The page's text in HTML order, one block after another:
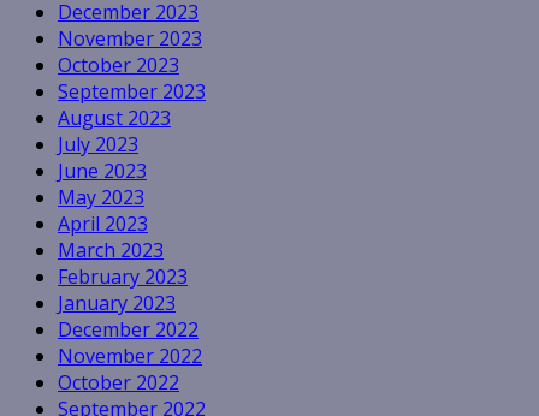
December 2023
November 2023
October 2023
September 2023
August 2023
July 2023
June 2023
May 2023
April 2023
March 2023
February 2023
January 2023
December 2022
November 2022
October 2022
September 2022